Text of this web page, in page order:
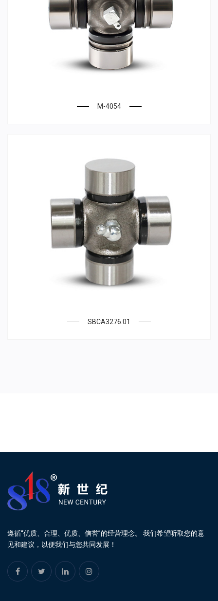
M-4054
SBCA3276.01
遵循“优质、合理、优质、信誉”的经营理念。 我们希望听取您的意
见和建议，以便我们与您共同发展！